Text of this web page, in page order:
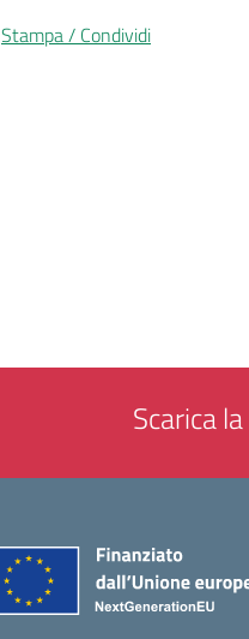
Stampa / Condividi
Scarica